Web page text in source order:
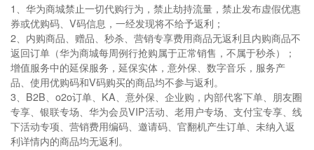
1、华为商城禁止一切代购行为，禁止劫持流量，禁止发布虚假优惠
券或优购码、V码信息，一经发现将不给予返利；
2、内购商品、赠品、秒杀、营销专享费用商品无返利且内购商品不
返回订单（华为商城每周例行抢购属于正常销售，不属于秒杀）；
增值服务中的延保服务，延保实体，意外保、数字音乐，服务产
品、使用优购码和V码购买的商品均不参与返利。
3、B2B、o2o订单、KA、意外保、企业购，内部代客下单、朋友圈
专享、银联专场、华为会员VIP活动、老用户专场、支付宝专享、线
下活动专项、营销费用编码、邀请码、官翻机产生订单、未纳入返
利详情内的商品均无返利。